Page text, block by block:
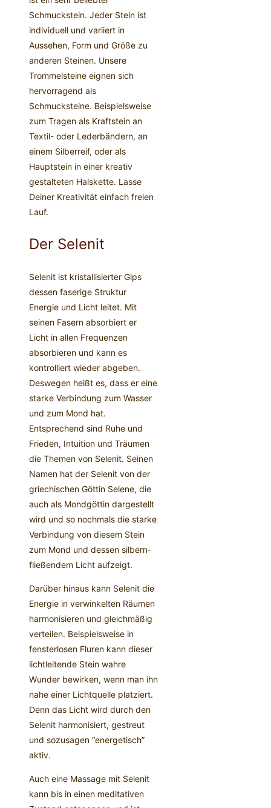
Schmuckstein. Jeder Stein ist
individuell und variiert in
Aussehen, Form und Größe zu
anderen Steinen. Unsere
Trommelsteine eignen sich
hervorragend als
Schmucksteine. Beispielsweise
zum Tragen als Kraftstein an
Textil- oder Lederbändern, an
einem Silberreif, oder als
Hauptstein in einer kreativ
gestalteten Halskette. Lasse
Deiner Kreativität einfach freien
Lauf.
Der Selenit
Selenit ist kristallisierter Gips
dessen faserige Struktur
Energie und Licht leitet. Mit
seinen Fasern absorbiert er
Licht in allen Frequenzen
absorbieren und kann es
kontrolliert wieder abgeben.
Deswegen heißt es, dass er eine
starke Verbindung zum Wasser
und zum Mond hat.
Entsprechend sind Ruhe und
Frieden, Intuition und Träumen
die Themen von Selenit. Seinen
Namen hat der Selenit von der
griechischen Göttin Selene, die
auch als Mondgöttin dargestellt
wird und so nochmals die starke
Verbindung von diesem Stein
zum Mond und dessen silbern-
fließendem Licht aufzeigt.
Darüber hinaus kann Selenit die
Energie in verwinkelten Räumen
harmonisieren und gleichmäßig
verteilen. Beispielsweise in
fensterlosen Fluren kann dieser
lichtleitende Stein wahre
Wunder bewirken, wenn man ihn
nahe einer Lichtquelle platziert.
Denn das Licht wird durch den
Selenit harmonisiert, gestreut
und sozusagen “energetisch”
aktiv.
Auch eine Massage mit Selenit
kann bis in einen meditativen